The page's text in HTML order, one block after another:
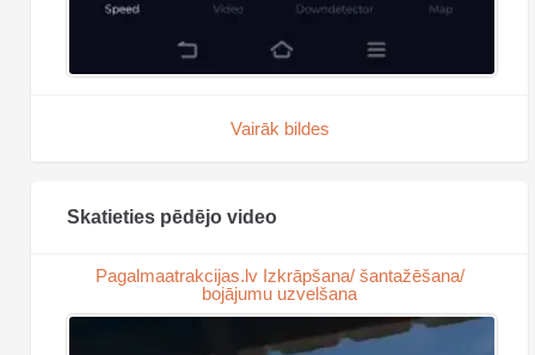
Vairāk bildes
Skatieties pēdējo video
Pagalmaatrakcijas.lv Izkrāpšana/ šantažēšana/
bojājumu uzvelšana